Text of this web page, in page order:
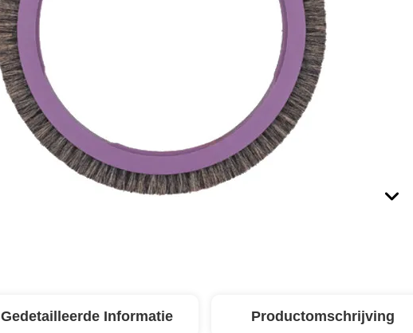
Gedetailleerde Informatie Productomschrijving